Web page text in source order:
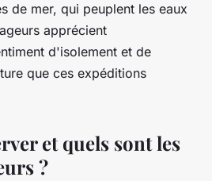
de mer, qui peuplent les eaux
apprécient
d'isolement et de
que ces expéditions
et quels sont les
?